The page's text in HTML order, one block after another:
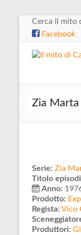
SaltaCerca il mito
Facebook
Il
di
Zia
Serie: Zia
Titolo
Anno:
Prodotto:
Regista: Vico
Produttori: